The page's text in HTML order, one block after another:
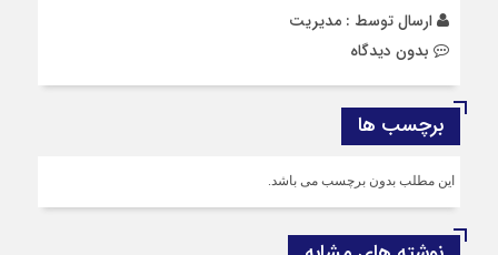
ارسال توسط : مدیریت
بدون دیدگاه
برچسب ها
این مطلب بدون برچسب می باشد.